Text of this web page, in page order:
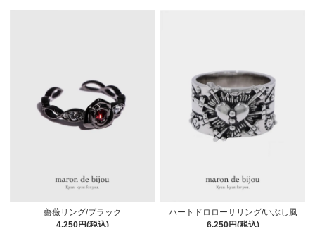
薔薇リング/ブラック
4,250円(税込)
ハートドロローサリング/いぶし風
6,250円(税込)